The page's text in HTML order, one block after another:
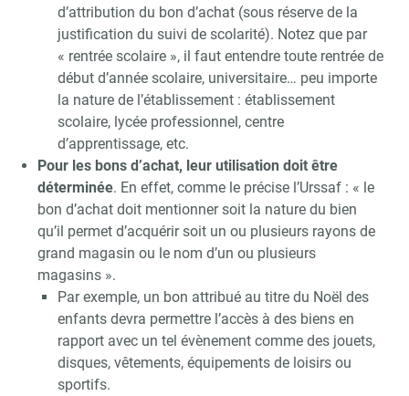
d’attribution du bon d’achat (sous réserve de la
justification du suivi de scolarité). Notez que par
« rentrée scolaire », il faut entendre toute rentrée de
début d’année scolaire, universitaire… peu importe
la nature de l’établissement : établissement
scolaire, lycée professionnel, centre
d’apprentissage, etc.
Pour les bons d’achat, leur utilisation doit être
déterminée. En effet, comme le précise l’Urssaf : « le
bon d’achat doit mentionner soit la nature du bien
qu’il permet d’acquérir soit un ou plusieurs rayons de
grand magasin ou le nom d’un ou plusieurs
magasins ».
Par exemple, un bon attribué au titre du Noël des
enfants devra permettre l’accès à des biens en
rapport avec un tel évènement comme des jouets,
disques, vêtements, équipements de loisirs ou
sportifs.